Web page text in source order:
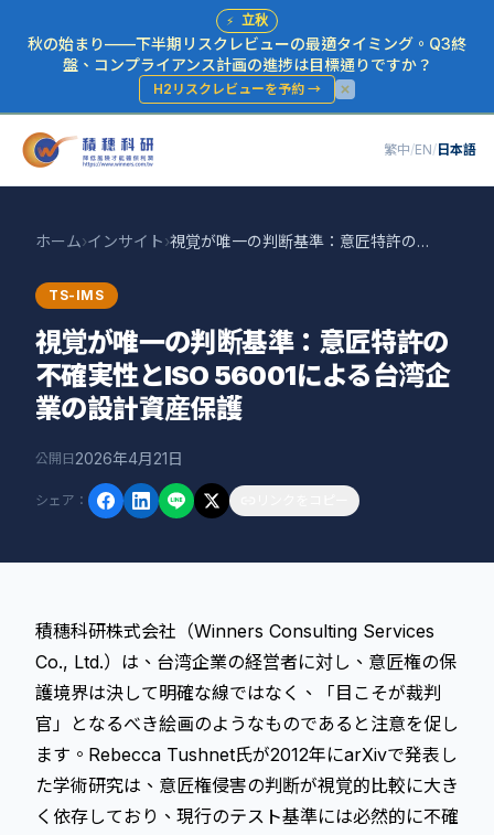
⚡ 立秋
秋の始まり——下半期リスクレビューの最適タイミング。Q3終
盤、コンプライアンス計画の進捗は目標通りですか？
H2リスクレビューを予約 →
繁中/EN/ 日本語
ホーム›インサイト› 視覚が唯一の判断基準：意匠特許の不確実性とISO 56001による台湾企業の設計資産保護
TS-IMS
視覚が唯一の判断基準：意匠特許の
不確実性とISO 56001による台湾企
業の設計資産保護
公開日 2026年4月21日
シェア ：
積穗科研株式会社（Winners Consulting Services
Co., Ltd.）は、台湾企業の経営者に対し、意匠権の保
護境界は決して明確な線ではなく、「目こそが裁判
官」となるべき絵画のようなものであると注意を促し
ます。Rebecca Tushnet氏が2012年にarXivで発表し
た学術研究は、意匠権侵害の判断が視覚的比較に大き
く依存しており、現行のテスト基準には必然的に不確